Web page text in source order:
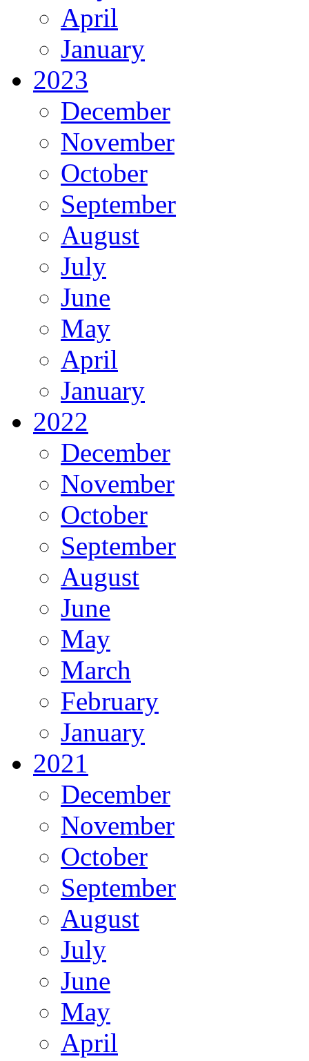
April
January
2023
December
November
October
September
August
July
June
May
April
January
2022
December
November
October
September
August
June
May
March
February
January
2021
December
November
October
September
August
July
June
May
April